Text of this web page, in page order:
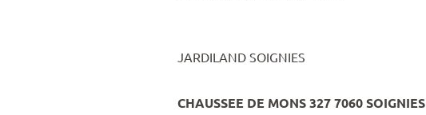
JARDILAND SOIGNIES
CHAUSSEE DE MONS 327 7060 SOIGNIES